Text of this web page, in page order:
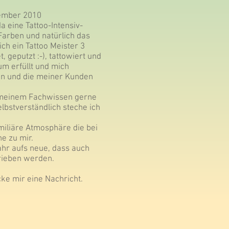
2010
eine Tattoo-Intensiv-
und natürlich das
ein Tattoo Meister 3
geputzt :-), tattowiert und
erfüllt und mich
und die meiner Kunden
Fachwissen gerne
steche ich
Atmosphäre die bei
zu mir.
aufs neue, dass auch
werden.
mir eine Nachricht.